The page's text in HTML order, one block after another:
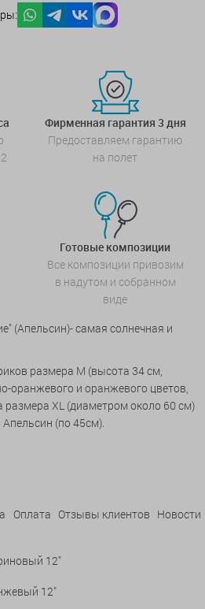
Фирменная гарантия 3 дня
Предоставляем гарантию
на полет
Готовые композиции
Все композиции привозим
в надутом и собранном
виде
(Апельсин)- самая солнечная и
размера М (высота 34 см,
оранжевого и оранжевого цветов,
XL (диаметром около 60 см)
(по 45см).
Оплата Отзывы клиентов Новости
12"
12"